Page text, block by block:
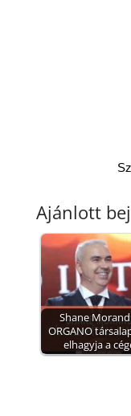
Ajánlott
Shane
ORGANO
elhagyja a